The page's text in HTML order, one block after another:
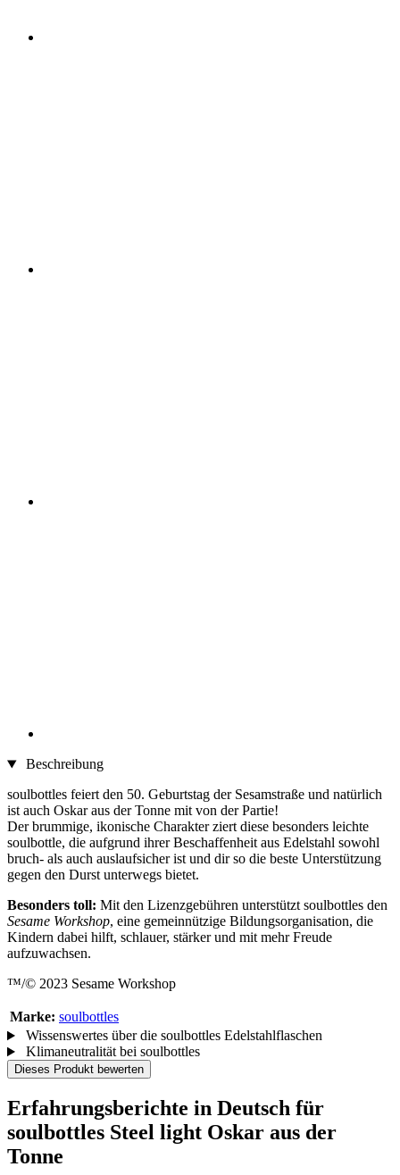
Beschreibung
soulbottles feiert den 50. Geburtstag der Sesamstraße und natürlich
ist auch Oskar aus der Tonne mit von der Partie!
Der brummige, ikonische Charakter ziert diese besonders leichte
soulbottle, die aufgrund ihrer Beschaffenheit aus Edelstahl sowohl
bruch- als auch auslaufsicher ist und dir so die beste Unterstützung
gegen den Durst unterwegs bietet.
Besonders toll: Mit den Lizenzgebühren unterstützt soulbottles den
Sesame Workshop, eine gemeinnützige Bildungsorganisation, die
Kindern dabei hilft, schlauer, stärker und mit mehr Freude
aufzuwachsen.
™/© 2023 Sesame Workshop
Marke: soulbottles
Wissenswertes über die soulbottles Edelstahlflaschen
Klimaneutralität bei soulbottles
Dieses Produkt bewerten
Erfahrungsberichte in Deutsch für
soulbottles Steel light Oskar aus der
Tonne